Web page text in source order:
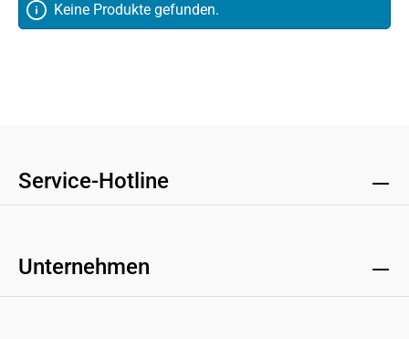
Keine Produkte gefunden.
Service-Hotline
Unternehmen